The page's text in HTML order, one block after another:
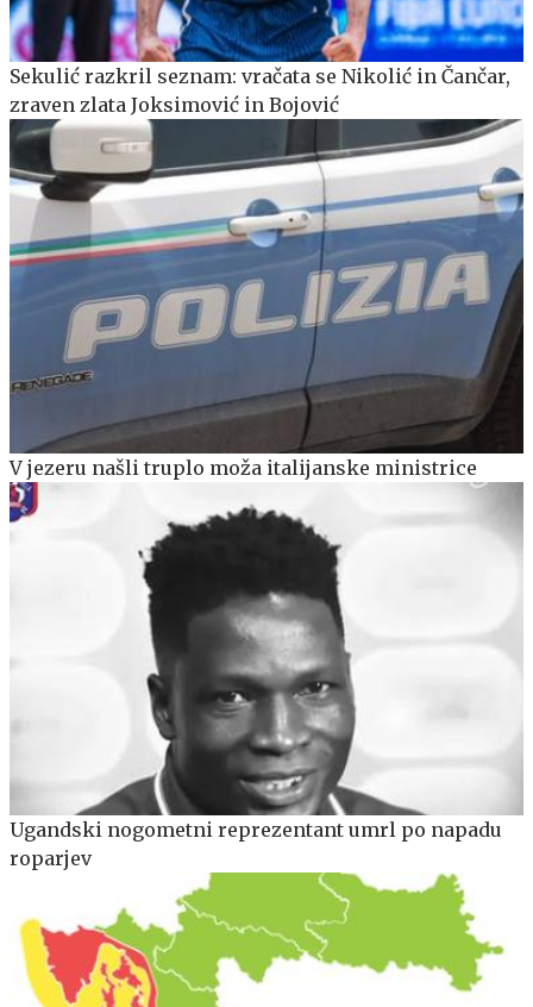
Sekulić razkril seznam: vračata se Nikolić in Čančar,
zraven zlata Joksimović in Bojović
V jezeru našli truplo moža italijanske ministrice
Ugandski nogometni reprezentant umrl po napadu
roparjev